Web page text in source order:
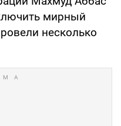
мирный
несколько